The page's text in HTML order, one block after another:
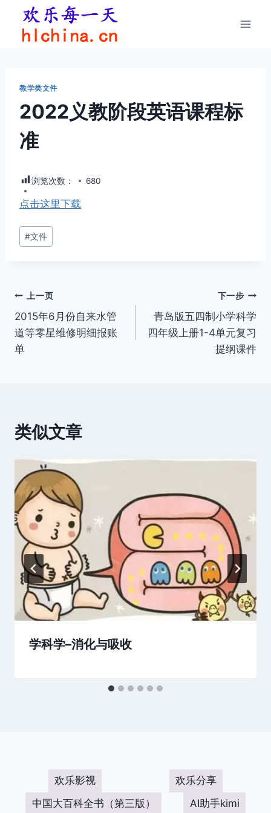
教学类文件
2022义教阶段英语课程标
准
浏览次数： 680
点击这里下载
文
章
#文件
文
章
导
上一页
2015年6月份自来水管
道等零星维修明细报账
单
下一步
青岛版五四制小学科学
四年级上册1-4单元复习
提纲课件
类似文章
学科学–消化与吸收
欢乐影视
欢乐分享
中国大百科全书（第三版）
AI助手kimi